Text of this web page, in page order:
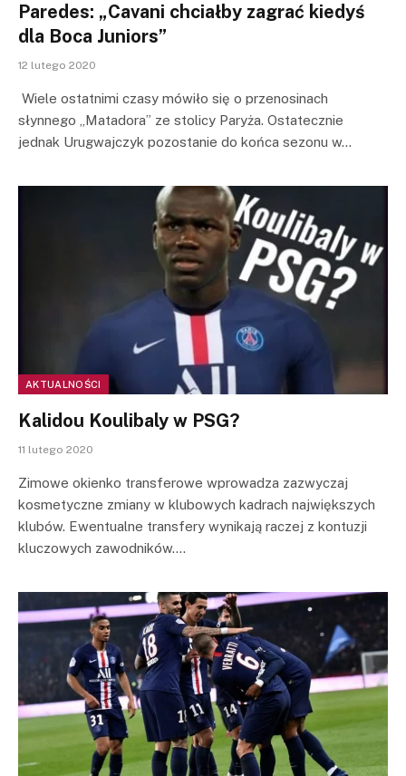
Paredes: „Cavani chciałby zagrać kiedyś
dla Boca Juniors”
12 lutego 2020
Wiele ostatnimi czasy mówiło się o przenosinach
słynnego „Matadora” ze stolicy Paryża. Ostatecznie
jednak Urugwajczyk pozostanie do końca sezonu w…
AKTUALNOŚCI
Kalidou Koulibaly w PSG?
11 lutego 2020
Zimowe okienko transferowe wprowadza zazwyczaj
kosmetyczne zmiany w klubowych kadrach największych
klubów. Ewentualne transfery wynikają raczej z kontuzji
kluczowych zawodników.…